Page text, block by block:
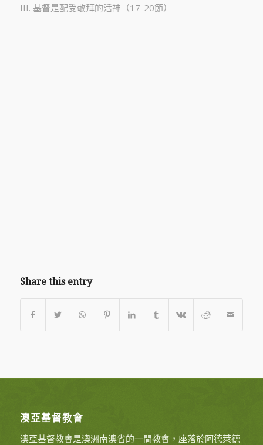
III. 基督是配受敬拜的活神（17-20節）
Share this entry
澳亞基督教會
澳亞基督教會是澳洲南澳省的一間教會，座落於阿德萊德